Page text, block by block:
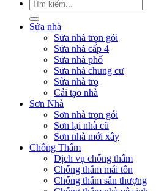
Sửa nhà
Sửa nhà trọn gói
Sửa nhà cấp 4
Sửa nhà phố
Sửa nhà chung cư
Sửa nhà trọ
Cải tạo nhà
Sơn Nhà
Sơn nhà trọn gói
Sơn lại nhà cũ
Sơn nhà mới xây
Chống Thấm
Dịch vụ chống thấm
Chống thấm mái tôn
Chống thấm sân thượng